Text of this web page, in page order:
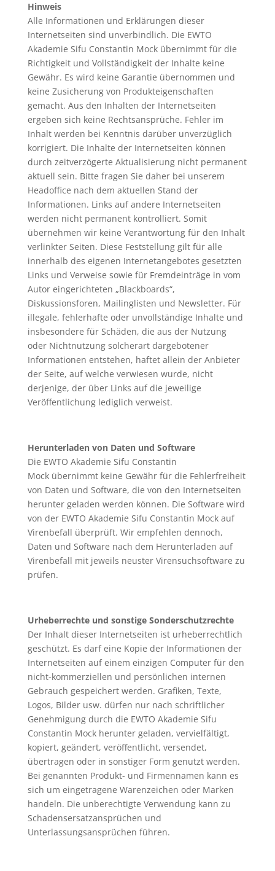
Hinweis
Alle Informationen und Erklärungen dieser
Internetseiten sind unverbindlich. Die EWTO
Akademie Sifu Constantin Mock übernimmt für die
Richtigkeit und Vollständigkeit der Inhalte keine
Gewähr. Es wird keine Garantie übernommen und
keine Zusicherung von Produkteigenschaften
gemacht. Aus den Inhalten der Internetseiten
ergeben sich keine Rechtsansprüche. Fehler im
Inhalt werden bei Kenntnis darüber unverzüglich
korrigiert. Die Inhalte der Internetseiten können
durch zeitverzögerte Aktualisierung nicht permanent
aktuell sein. Bitte fragen Sie daher bei unserem
Headoffice nach dem aktuellen Stand der
Informationen. Links auf andere Internetseiten
werden nicht permanent kontrolliert. Somit
übernehmen wir keine Verantwortung für den Inhalt
verlinkter Seiten. Diese Feststellung gilt für alle
innerhalb des eigenen Internetangebotes gesetzten
Links und Verweise sowie für Fremdeinträge in vom
Autor eingerichteten „Blackboards“,
Diskussionsforen, Mailinglisten und Newsletter. Für
illegale, fehlerhafte oder unvollständige Inhalte und
insbesondere für Schäden, die aus der Nutzung
oder Nichtnutzung solcherart dargebotener
Informationen entstehen, haftet allein der Anbieter
der Seite, auf welche verwiesen wurde, nicht
derjenige, der über Links auf die jeweilige
Veröffentlichung lediglich verweist.
Herunterladen von Daten und Software
Die EWTO Akademie Sifu Constantin
Mock übernimmt keine Gewähr für die Fehlerfreiheit
von Daten und Software, die von den Internetseiten
herunter geladen werden können. Die Software wird
von der EWTO Akademie Sifu Constantin Mock auf
Virenbefall überprüft. Wir empfehlen dennoch,
Daten und Software nach dem Herunterladen auf
Virenbefall mit jeweils neuster Virensuchsoftware zu
prüfen.
Urheberrechte und sonstige Sonderschutzrechte
Der Inhalt dieser Internetseiten ist urheberrechtlich
geschützt. Es darf eine Kopie der Informationen der
Internetseiten auf einem einzigen Computer für den
nicht-kommerziellen und persönlichen internen
Gebrauch gespeichert werden. Grafiken, Texte,
Logos, Bilder usw. dürfen nur nach schriftlicher
Genehmigung durch die EWTO Akademie Sifu
Constantin Mock herunter geladen, vervielfältigt,
kopiert, geändert, veröffentlicht, versendet,
übertragen oder in sonstiger Form genutzt werden.
Bei genannten Produkt- und Firmennamen kann es
sich um eingetragene Warenzeichen oder Marken
handeln. Die unberechtigte Verwendung kann zu
Schadensersatzansprüchen und
Unterlassungsansprüchen führen.